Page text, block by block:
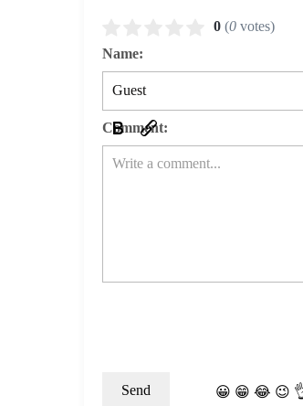
0 (0 votes)
Name:
Comment:
😀 😁 😂 😉